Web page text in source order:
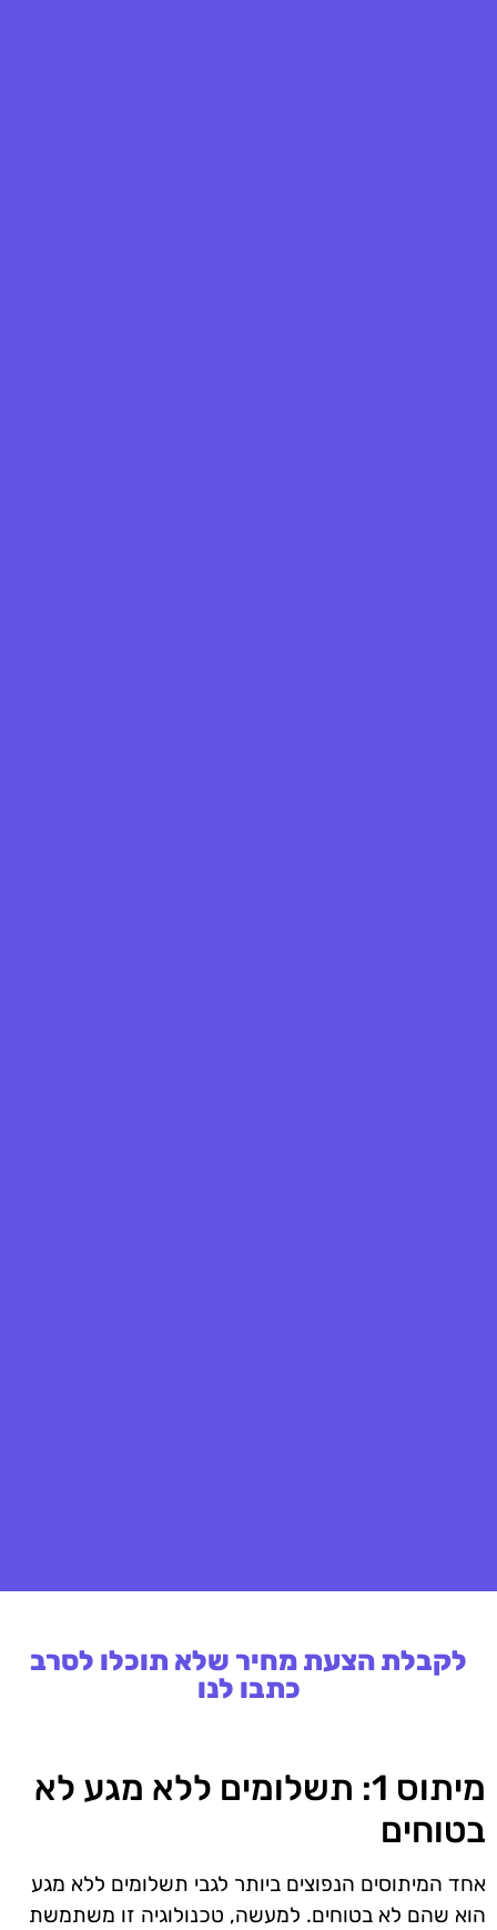
לקבלת הצעת מחיר שלא תוכלו לסרב
כתבו לנו
מיתוס 1: תשלומים ללא מגע לא
בטוחים
אחד המיתוסים הנפוצים ביותר לגבי תשלומים ללא מגע
הוא שהם לא בטוחים. למעשה, טכנולוגיה זו משתמשת